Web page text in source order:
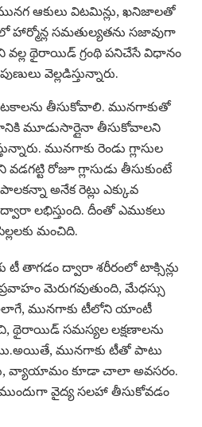
ఆకులు విటమిన్లు, ఖనిజాలతో
హార్మోన్ల సమతుల్యతను సజావుగా
థైరాయిడ్ గ్రంథి పనిచేసే విధానం
వెల్లడిస్తున్నారు.
తీసుకోవాలి. మునగాకుతో
మూడుసార్లైనా తీసుకోవాలని
మునగాకు రెండు గ్లాసుల
రోజూ గ్లాసుడు తీసుకుంటే
అనేక రెట్లు ఎక్కువ
లభిస్తుంది. దీంతో ఎముకలు
మంచిది.
టీ తాగడం ద్వారా శరీరంలో టాక్సిన్లు
మెరుగవుతుంది, మేధస్సు
మునగాకు టీలోని యాంటీ
థైరాయిడ్ సమస్యల లక్షణాలను
మునగాకు టీతో పాటు
వ్యాయామం కూడా చాలా అవసరం.
వైద్య సలహా తీసుకోవడం